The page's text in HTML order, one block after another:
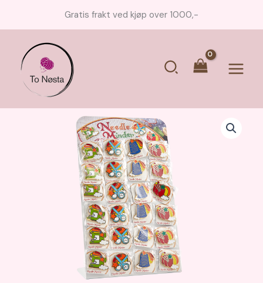
innholdet
Gratis frakt ved kjøp over 1000,-
Søk
Main
Menu